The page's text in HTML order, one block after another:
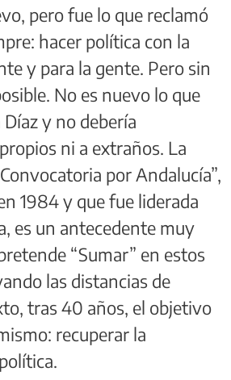
pero fue lo que reclamó
hacer política con la
y para la gente. Pero sin
No es nuevo lo que
y no debería
ni a extraños. La
por Andalucía”,
1984 y que fue liderada
es un antecedente muy
“Sumar” en estos
las distancias de
tras 40 años, el objetivo
recuperar la